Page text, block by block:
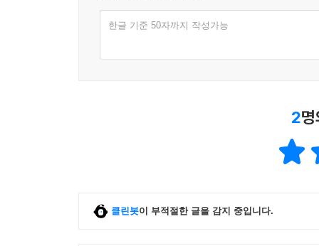
한글 기준 50자까지 작성가능
2
클린봇이 부적절한 글을 감지 중입니다.